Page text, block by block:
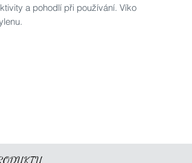
a pohodlí při používání. Víko